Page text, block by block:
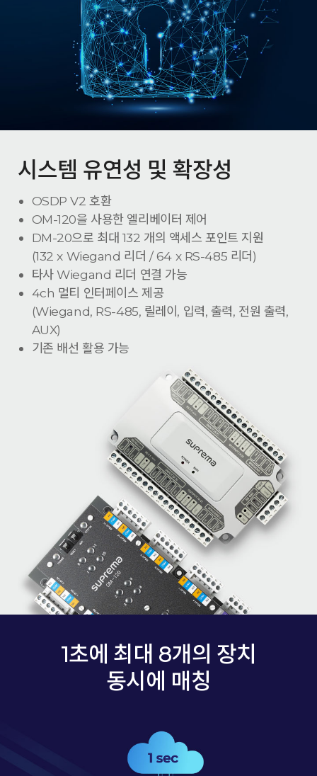
시스템 유연성 및 확장성
OSDP V2 호환
OM-120을 사용한 엘리베이터 제어
DM-20으로 최대 132 개의 액세스 포인트 지원
(132 x Wiegand 리더 / 64 x RS-485 리더)
타사 Wiegand 리더 연결 가능
4ch 멀티 인터페이스 제공
(Wiegand, RS-485, 릴레이, 입력, 출력, 전원 출력,
AUX)
기존 배선 활용 가능
1초에 최대 8개의 장치
동시에 매칭